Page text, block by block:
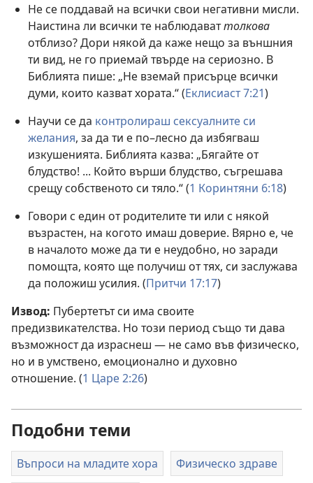
Не се поддавай на всички свои негативни мисли.
Наистина ли всички те наблюдаваттолкова
отблизо? Дори някой да каже нещо за външния
ти вид, не го приемай твърде на сериозно. В
Библията пише: „Не вземай присърце всички
думи, които казват хората.“ (Еклисиаст 7:21)
Научи се да контролираш сексуалните си
желания, за да ти е по–лесно да избягваш
изкушенията. Библията казва: „Бягайте от
блудство! ... Който върши блудство, съгрешава
срещу собственото си тяло.“ (1 Коринтяни 6:18)
Говори с един от родителите ти или с някой
възрастен, на когото имаш доверие. Вярно е, че
в началото може да ти е неудобно, но заради
помощта, която ще получиш от тях, си заслужава
да положиш усилия. (Притчи 17:17)
Извод: Пубертетът си има своите
предизвикателства. Но този период също ти дава
възможност да израснеш — не само във физическо,
но и в умствено, емоционално и духовно
отношение. (1 Царе 2:26)
Подобни теми
Въпроси на младите хора Физическо здраве